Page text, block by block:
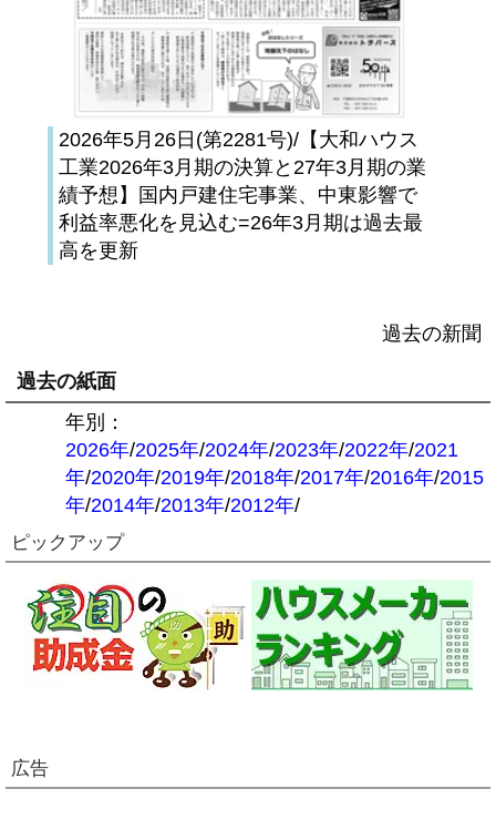
2026年5月26日(第2281号)/【大和ハウス
工業2026年3月期の決算と27年3月期の業
績予想】国内戸建住宅事業、中東影響で
利益率悪化を見込む=26年3月期は過去最
高を更新
過去の新聞
過去の紙面
年別：
2026年/2025年/2024年/2023年/2022年/2021
年/2020年/2019年/2018年/2017年/2016年/2015
年/2014年/2013年/2012年/
ピックアップ
広告